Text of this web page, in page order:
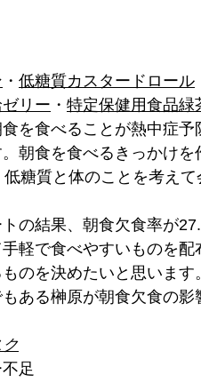
・ 低糖質カスタードロール
リー ・ 特定保健用食品緑
を食べることが熱中症予
朝食を食べるきっかけ
糖質と体のことを考えて
の結果、朝食欠食率が
軽で食べやすいものを
のを決めたいと思いま
ある榊原が朝食欠食の影
足